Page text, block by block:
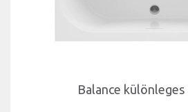
Balance különleges